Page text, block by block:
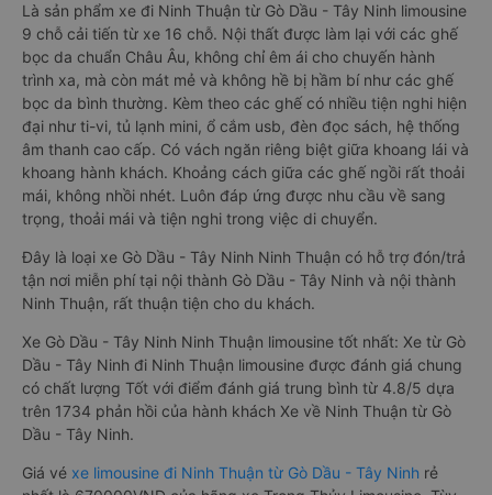
Là sản phẩm xe đi Ninh Thuận từ Gò Dầu - Tây Ninh limousine
9 chỗ cải tiến từ xe 16 chỗ. Nội thất được làm lại với các ghế
bọc da chuẩn Châu Âu, không chỉ êm ái cho chuyến hành
trình xa, mà còn mát mẻ và không hề bị hầm bí như các ghế
bọc da bình thường. Kèm theo các ghế có nhiều tiện nghi hiện
đại như ti-vi, tủ lạnh mini, ổ cắm usb, đèn đọc sách, hệ thống
âm thanh cao cấp. Có vách ngăn riêng biệt giữa khoang lái và
khoang hành khách. Khoảng cách giữa các ghế ngồi rất thoải
mái, không nhồi nhét. Luôn đáp ứng được nhu cầu về sang
trọng, thoải mái và tiện nghi trong việc di chuyển.
Đây là loại xe Gò Dầu - Tây Ninh Ninh Thuận có hỗ trợ đón/trả
tận nơi miễn phí tại nội thành Gò Dầu - Tây Ninh và nội thành
Ninh Thuận, rất thuận tiện cho du khách.
Xe Gò Dầu - Tây Ninh Ninh Thuận limousine tốt nhất: Xe từ Gò
Dầu - Tây Ninh đi Ninh Thuận limousine được đánh giá chung
có chất lượng Tốt với điểm đánh giá trung bình từ 4.8/5 dựa
trên 1734 phản hồi của hành khách Xe về Ninh Thuận từ Gò
Dầu - Tây Ninh.
Giá vé xe limousine đi Ninh Thuận từ Gò Dầu - Tây Ninh rẻ